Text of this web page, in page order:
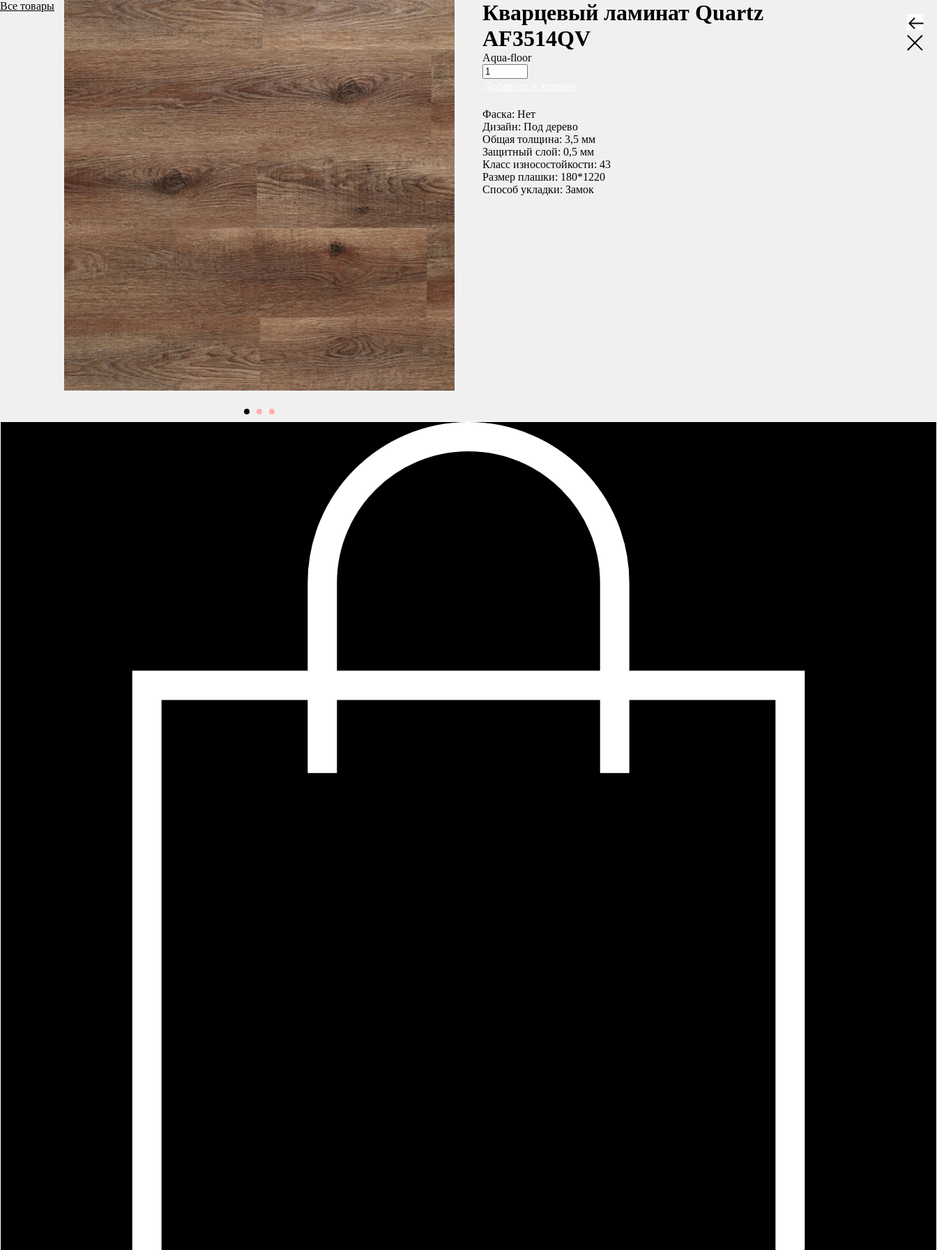
Все товары
Кварцевый ламинат Quartz
AF3514QV
Aqua-floor
Фаска: Нет
Дизайн: Под дерево
Общая толщина: 3,5 мм
Защитный слой: 0,5 мм
Класс износостойкости: 43
Размер плашки: 180*1220
Способ укладки: Замок